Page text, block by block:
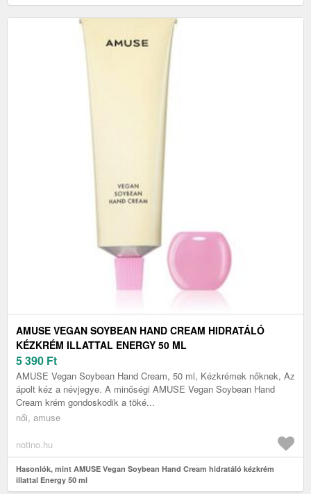
AMUSE VEGAN SOYBEAN HAND CREAM HIDRATÁLÓ
KÉZKRÉM ILLATTAL ENERGY 50 ML
5 390 Ft
AMUSE Vegan Soybean Hand Cream, 50 ml, Kézkrémek nőknek, Az
ápolt kéz a névjegye. A minőségi AMUSE Vegan Soybean Hand
Cream krém gondoskodik a töké...
női, amuse
notino.hu
Hasonlók, mint AMUSE Vegan Soybean Hand Cream hidratáló kézkrém
illattal Energy 50 ml